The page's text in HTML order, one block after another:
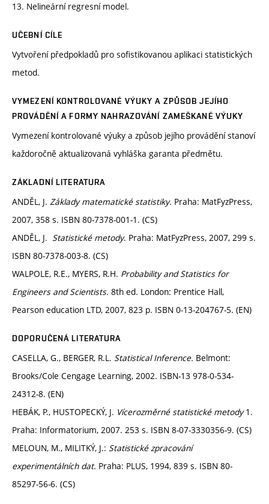
13. Nelineární regresní model.
UČEBNÍ CÍLE
Vytvoření předpokladů pro sofistikovanou aplikaci statistických
metod.
VYMEZENÍ KONTROLOVANÉ VÝUKY A ZPŮSOB JEJÍHO
PROVÁDĚNÍ A FORMY NAHRAZOVÁNÍ ZAMEŠKANÉ VÝUKY
Vymezení kontrolované výuky a způsob jejího provádění stanoví
každoročně aktualizovaná vyhláška garanta předmětu.
ZÁKLADNÍ LITERATURA
ANDĚL, J. Základy matematické statistiky. Praha: MatFyzPress,
2007, 358 s. ISBN 80-7378-001-1. (CS)
ANDĚL, J. Statistické metody. Praha: MatFyzPress, 2007, 299 s.
ISBN 80-7378-003-8. (CS)
WALPOLE, R.E., MYERS, R.H. Probability and Statistics for
Engineers and Scientists. 8th ed. London: Prentice Hall,
Pearson education LTD, 2007, 823 p. ISBN 0-13-204767-5. (EN)
DOPORUČENÁ LITERATURA
CASELLA, G., BERGER, R.L. Statistical Inference. Belmont:
Brooks/Cole Cengage Learning, 2002. ISBN-13 978-0-534-
24312-8. (EN)
HEBÁK, P., HUSTOPECKÝ, J. Vícerozměrné statistické metody1.
Praha: Informatorium, 2007. 253 s. ISBN 8-07-3330356-9. (CS)
MELOUN, M., MILITKÝ, J.: Statistické zpracování
experimentálních dat. Praha: PLUS, 1994, 839 s. ISBN 80-
85297-56-6. (CS)